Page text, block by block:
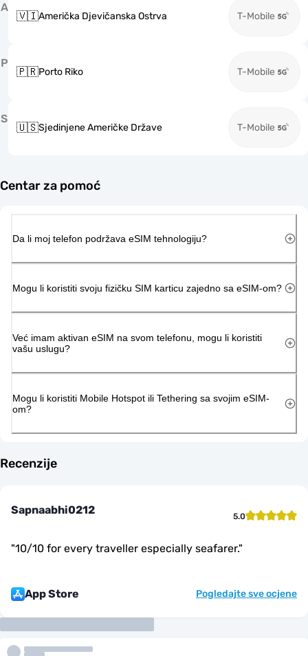
A
🇻🇮Američka Djevičanska Ostrva T-Mobile
P
🇵🇷Porto Riko T-Mobile
S
🇺🇸Sjedinjene Američke Države T-Mobile
Centar za pomoć
Da li moj telefon podržava eSIM tehnologiju?
Mogu li koristiti svoju fizičku SIM karticu zajedno sa eSIM-om?
Već imam aktivan eSIM na svom telefonu, mogu li koristiti
vašu uslugu?
Mogu li koristiti Mobile Hotspot ili Tethering sa svojim eSIM-
om?
Recenzije
Sapnaabhi0212 5.0
"10/10 for every traveller especially seafarer."
App Store Pogledajte sve ocjene